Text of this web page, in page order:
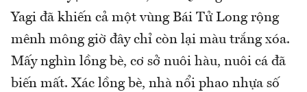
Yagi đã khiến cả một vùng Bái Tử Long rộng
mênh mông giờ đây chỉ còn lại màu trắng xóa.
Mấy nghìn lồng bè, cơ sở nuôi hàu, nuôi cá đã
biến mất. Xác lồng bè, nhà nổi phao nhựa số